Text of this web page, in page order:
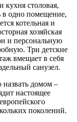
кухня столовая,
одно помещение,
котельная и
хозяйская
и персональную
Три детские
вмещает в себя
санузел.
домом –
настоящее
поколений.